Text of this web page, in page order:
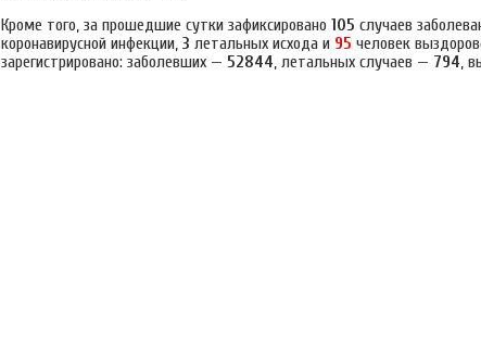
Кроме того, за прошедшие сутки зафиксировано 105 случаев
коронавирусной инфекции, 3 летальных исхода и 95 человек
зарегистрировано: заболевших — 52844, летальных случаев — 794,